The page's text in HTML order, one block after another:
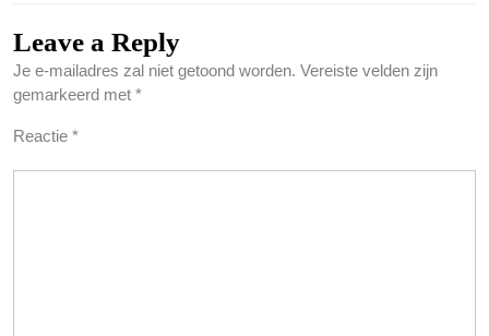
Leave a Reply
Je e-mailadres zal niet getoond worden. Vereiste velden zijn
gemarkeerd met *
Reactie *